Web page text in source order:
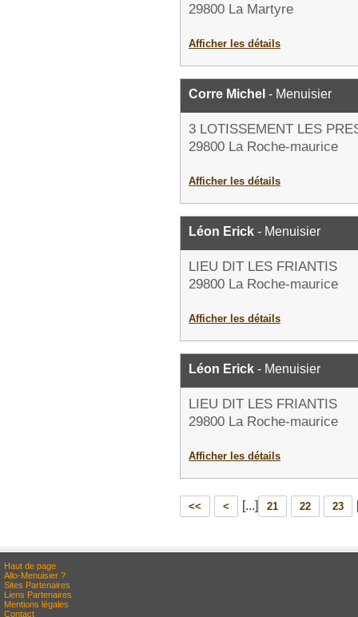
29800 La Martyre
Afficher les détails
Corre Michel - Menuisier
3 LOTISSEMENT LES
29800 La Roche-maurice
Afficher les détails
Léon Erick - Menuisier
LIEU DIT LES FRIANTIS
29800 La Roche-maurice
Afficher les détails
Léon Erick - Menuisier
LIEU DIT LES FRIANTIS
29800 La Roche-maurice
Afficher les détails
<< < [...] 21 22 23
Haut de page
Allo-Menuisier ?
Sites Partenaires
Liens Partenaires
Mentions légales
Contact